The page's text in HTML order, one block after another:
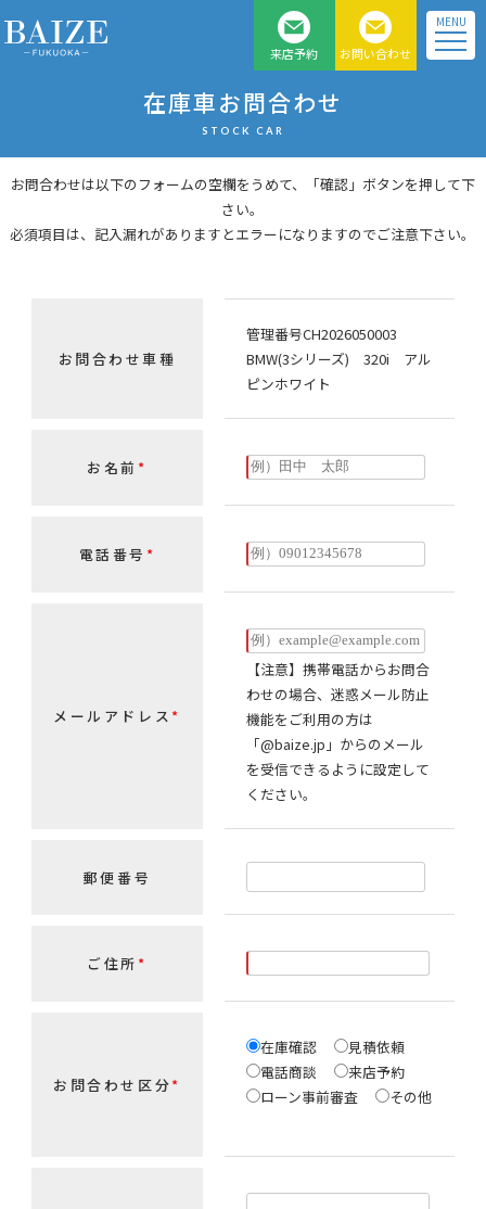
福岡県北九州のベンツ、
BMW 、MINI 正規 ディー
来店予約 お問い合わせ
MENU
在庫車お問合わせ
STOCK CAR
お問合わせは以下のフォームの空欄をうめて、「確認」ボタンを押して下
さい。
必須項目は、記入漏れがありますとエラーになりますのでご注意下さい。
お問合わせ車種
管理番号CH2026050003
BMW(3シリーズ) 320i アル
ピンホワイト
お名前*
電話番号 *
メールアドレス*
【注意】携帯電話からお問合
わせの場合、迷惑メール防止
機能をご利用の方は
「@baize.jp」からのメール
を受信できるように設定して
ください。
郵便番号
ご住所*
お問合わせ区分*
在庫確認
見積依頼
電話商談
来店予約
ローン事前審査
その他